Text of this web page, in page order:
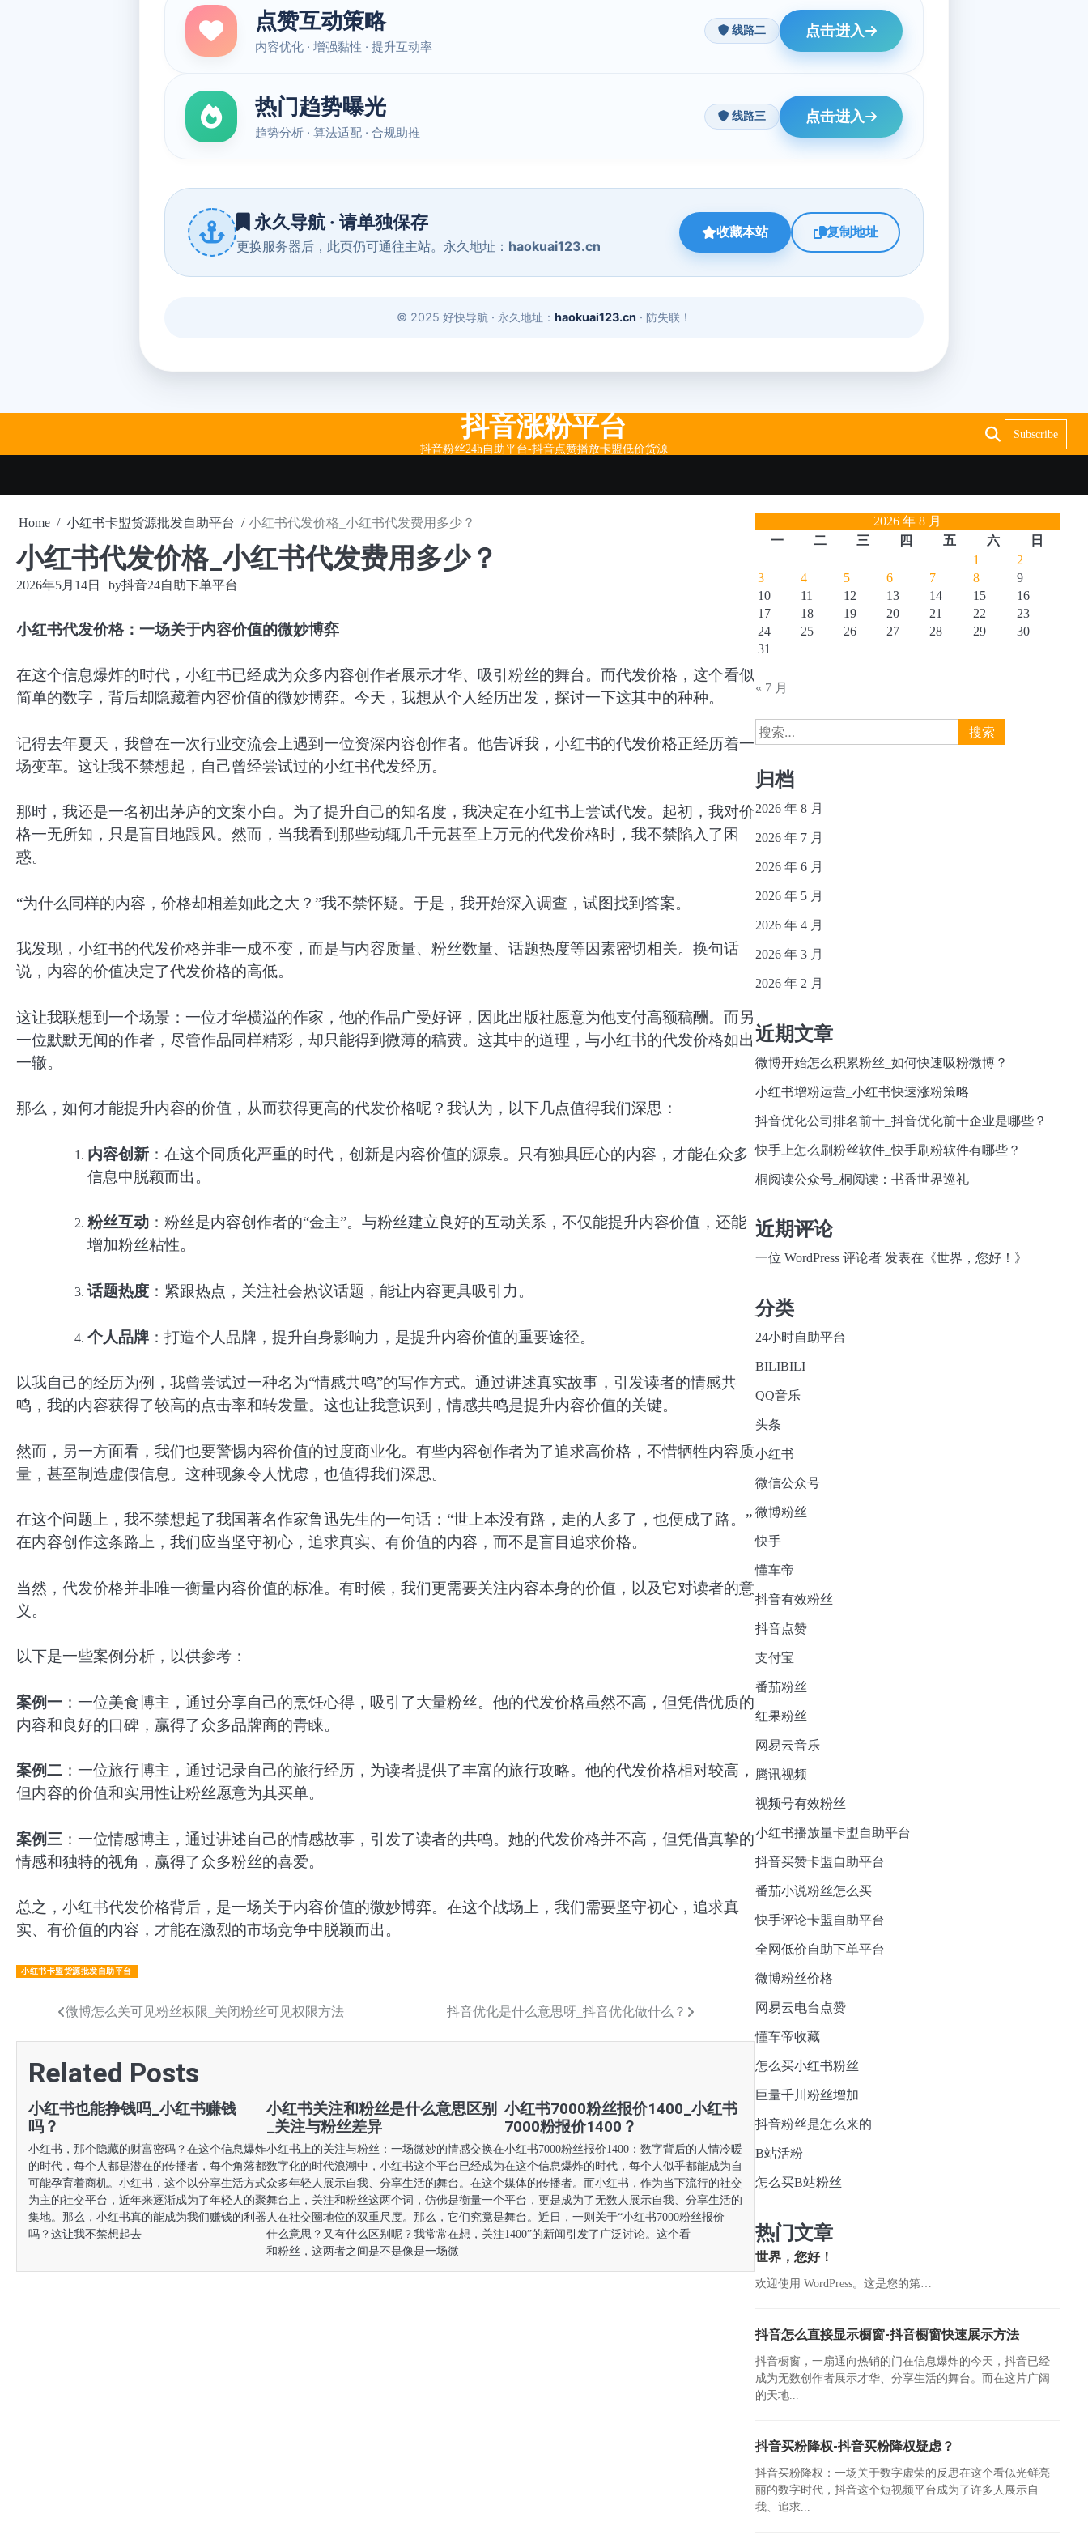
抖音涨粉平台
抖音粉丝24h自助平台-抖音点赞播放卡盟低价货源
Subscribe
Home 小红书卡盟货源批发自助平台 小红书代发价格_小红书代发费用多少？
小红书代发价格_小红书代发费用多少？
2026年5月14日 by抖音24自助下单平台
小红书代发价格：一场关于内容价值的微妙博弈
在这个信息爆炸的时代，小红书已经成为众多内容创作者展示才华、吸引粉丝的舞台。而代发价格，这个看似
简单的数字，背后却隐藏着内容价值的微妙博弈。今天，我想从个人经历出发，探讨一下这其中的种种。
记得去年夏天，我曾在一次行业交流会上遇到一位资深内容创作者。他告诉我，小红书的代发价格正经历着一
场变革。这让我不禁想起，自己曾经尝试过的小红书代发经历。
那时，我还是一名初出茅庐的文案小白。为了提升自己的知名度，我决定在小红书上尝试代发。起初，我对价
格一无所知，只是盲目地跟风。然而，当我看到那些动辄几千元甚至上万元的代发价格时，我不禁陷入了困
惑。
“为什么同样的内容，价格却相差如此之大？”我不禁怀疑。于是，我开始深入调查，试图找到答案。
我发现，小红书的代发价格并非一成不变，而是与内容质量、粉丝数量、话题热度等因素密切相关。换句话
说，内容的价值决定了代发价格的高低。
这让我联想到一个场景：一位才华横溢的作家，他的作品广受好评，因此出版社愿意为他支付高额稿酬。而另
一位默默无闻的作者，尽管作品同样精彩，却只能得到微薄的稿费。这其中的道理，与小红书的代发价格如出
一辙。
那么，如何才能提升内容的价值，从而获得更高的代发价格呢？我认为，以下几点值得我们深思：
内容创新 ：在这个同质化严重的时代，创新是内容价值的源泉。只有独具匠心的内容，才能在众多
信息中脱颖而出。
粉丝互动 ：粉丝是内容创作者的“金主”。与粉丝建立良好的互动关系，不仅能提升内容价值，还能
增加粉丝粘性。
话题热度 ：紧跟热点，关注社会热议话题，能让内容更具吸引力。
个人品牌 ：打造个人品牌，提升自身影响力，是提升内容价值的重要途径。
以我自己的经历为例，我曾尝试过一种名为“情感共鸣”的写作方式。通过讲述真实故事，引发读者的情感共
鸣，我的内容获得了较高的点击率和转发量。这也让我意识到，情感共鸣是提升内容价值的关键。
然而，另一方面看，我们也要警惕内容价值的过度商业化。有些内容创作者为了追求高价格，不惜牺牲内容质
量，甚至制造虚假信息。这种现象令人忧虑，也值得我们深思。
在这个问题上，我不禁想起了我国著名作家鲁迅先生的一句话：“世上本没有路，走的人多了，也便成了路。”
在内容创作这条路上，我们应当坚守初心，追求真实、有价值的内容，而不是盲目追求价格。
当然，代发价格并非唯一衡量内容价值的标准。有时候，我们更需要关注内容本身的价值，以及它对读者的意
义。
以下是一些案例分析，以供参考：
案例一 ：一位美食博主，通过分享自己的烹饪心得，吸引了大量粉丝。他的代发价格虽然不高，但凭借优质的
内容和良好的口碑，赢得了众多品牌商的青睐。
案例二 ：一位旅行博主，通过记录自己的旅行经历，为读者提供了丰富的旅行攻略。他的代发价格相对较高，
但内容的价值和实用性让粉丝愿意为其买单。
案例三 ：一位情感博主，通过讲述自己的情感故事，引发了读者的共鸣。她的代发价格并不高，但凭借真挚的
情感和独特的视角，赢得了众多粉丝的喜爱。
总之，小红书代发价格背后，是一场关于内容价值的微妙博弈。在这个战场上，我们需要坚守初心，追求真
实、有价值的内容，才能在激烈的市场竞争中脱颖而出。
小红书卡盟货源批发自助平台
章
导
航
微博怎么关可见粉丝权限_关闭粉丝可见权限方法 抖音优化是什么意思呀_抖音优化做什么？
Related Posts
小红书也能挣钱吗_小红书赚钱
吗？
小红书，那个隐藏的财富密码？在这个信息爆炸
的时代，每个人都是潜在的传播者，每个角落都
可能孕育着商机。小红书，这个以分享生活方式
为主的社交平台，近年来逐渐成为了年轻人的聚
集地。那么，小红书真的能成为我们赚钱的利器
吗？这让我不禁想起去
小红书关注和粉丝是什么意思区别
_关注与粉丝差异
小红书上的关注与粉丝：一场微妙的情感交换在
数字化的时代浪潮中，小红书这个平台已经成为
众多年轻人展示自我、分享生活的舞台。在这个
舞台上，关注和粉丝这两个词，仿佛是衡量一个
人在社交圈地位的双重尺度。那么，它们究竟是
什么意思？又有什么区别呢？我常常在想，关注
和粉丝，这两者之间是不是像是一场微
小红书7000粉丝报价1400_小红书
7000粉报价1400？
小红书7000粉丝报价1400：数字背后的人情冷暖
在这个信息爆炸的时代，每个人似乎都能成为自
媒体的传播者。而小红书，作为当下流行的社交
平台，更是成为了无数人展示自我、分享生活的
舞台。近日，一则关于“小红书7000粉丝报价
1400”的新闻引发了广泛讨论。这个看
2026 年 8 月
一
二 三 四 五 六
日
1
2
3
4 5 6 7 8
9
10
11 12 13 14 15
16
17
18 19 20 21 22
23
24
25 26 27 28 29
30
31
« 7 月
搜
索：
归档
2026 年 8 月
2026 年 7 月
2026 年 6 月
2026 年 5 月
2026 年 4 月
2026 年 3 月
2026 年 2 月
近期文章
微博开始怎么积累粉丝_如何快速吸粉微博？
小红书增粉运营_小红书快速涨粉策略
抖音优化公司排名前十_抖音优化前十企业是哪些？
快手上怎么刷粉丝软件_快手刷粉软件有哪些？
桐阅读公众号_桐阅读：书香世界巡礼
近期评论
一位 WordPress 评论者发表在《世界，您好！ 》
分类
24小时自助平台
BILIBILI
QQ音乐
头条
小红书
微信公众号
微博粉丝
快手
懂车帝
抖音有效粉丝
抖音点赞
支付宝
番茄粉丝
红果粉丝
网易云音乐
腾讯视频
视频号有效粉丝
小红书播放量卡盟自助平台
抖音买赞卡盟自助平台
番茄小说粉丝怎么买
快手评论卡盟自助平台
全网低价自助下单平台
微博粉丝价格
网易云电台点赞
懂车帝收藏
怎么买小红书粉丝
巨量千川粉丝增加
抖音粉丝是怎么来的
B站活粉
怎么买B站粉丝
热门文章
世界，您好！
欢迎使用 WordPress。这是您的第…
抖音怎么直接显示橱窗-抖音橱窗快速展示方法
抖音橱窗，一扇通向热销的门在信息爆炸的今天，抖音已经
成为无数创作者展示才华、分享生活的舞台。而在这片广阔
的天地...
抖音买粉降权-抖音买粉降权疑虑？
抖音买粉降权：一场关于数字虚荣的反思在这个看似光鲜亮
丽的数字时代，抖音这个短视频平台成为了许多人展示自
我、追求...